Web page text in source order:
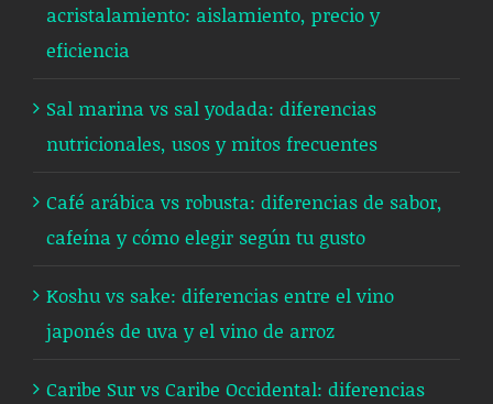
acristalamiento: aislamiento, precio y
eficiencia
Sal marina vs sal yodada: diferencias
nutricionales, usos y mitos frecuentes
Café arábica vs robusta: diferencias de sabor,
cafeína y cómo elegir según tu gusto
Koshu vs sake: diferencias entre el vino
japonés de uva y el vino de arroz
Caribe Sur vs Caribe Occidental: diferencias